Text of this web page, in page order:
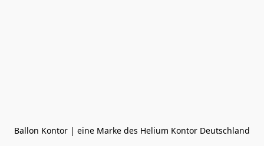
Ballon Kontor | eine Marke des Helium Kontor Deutschland